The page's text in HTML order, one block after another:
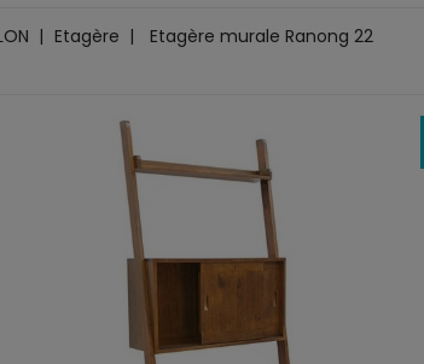
Etagère Etagère murale Ranong 22